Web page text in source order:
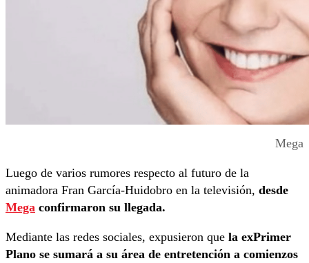
Mega
Luego de varios rumores respecto al futuro de la
animadora Fran García-Huidobro en la televisión, desde
Mega confirmaron su llegada.
Mediante las redes sociales, expusieron que la exPrimer
Plano se sumará a su área de entretención a comienzos